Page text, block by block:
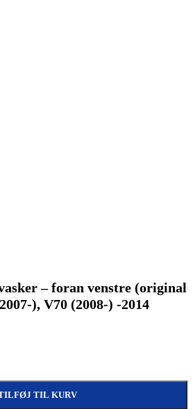
– foran venstre (original
), V70 (2008-) -2014
foran venstre (original Volvo), Volvo
TIL KURV